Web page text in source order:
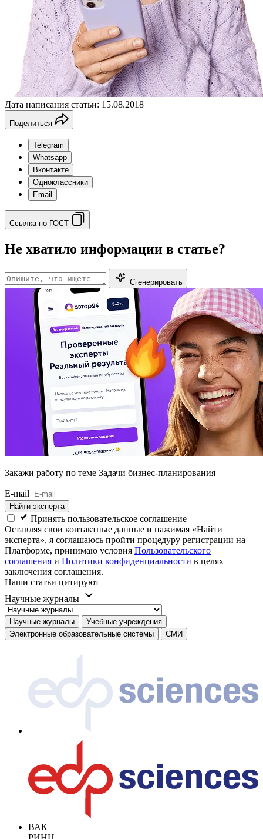
Дата написания статьи: 15.08.2018
Поделиться
Telegram
Whatsapp
Вконтакте
Одноклассники
Email
Ссылка по ГОСТ
Не хватило информации в статье?
Сгенерировать
Закажи работу по теме Задачи бизнес-планирования
E-mail
Найти эксперта
Принять пользовательское соглашение
Оставляя свои контактные данные и нажимая «Найти
эксперта», я соглашаюсь пройти процедуру регистрации на
Платформе, принимаю условия Пользовательского
соглашения и Политики конфиденциальности в целях
заключения соглашения.
Наши статьи цитируют
Научные журналы
Научные журналы
Учебные учреждения
Электронные образовательные системы
СМИ
ВАК